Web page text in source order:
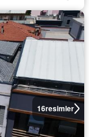
16resimler